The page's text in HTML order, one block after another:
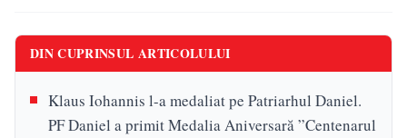
DIN CUPRINSUL ARTICOLULUI
Klaus Iohannis l-a medaliat pe Patriarhul Daniel.
PF Daniel a primit Medalia Aniversară ”Centenarul